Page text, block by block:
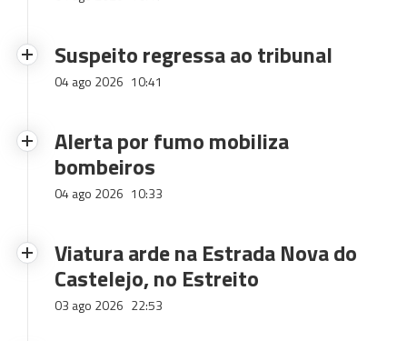
Suspeito regressa ao tribunal
04 ago 2026 10:41
Alerta por fumo mobiliza
bombeiros
04 ago 2026 10:33
Viatura arde na Estrada Nova do
Castelejo, no Estreito
03 ago 2026 22:53